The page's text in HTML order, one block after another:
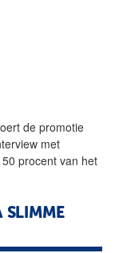
de promotie
met
procent van het
SLIMME